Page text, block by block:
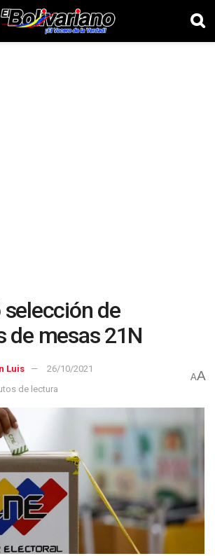
de
de mesas 21N
Luis
26/10/2021
de lectura
AA